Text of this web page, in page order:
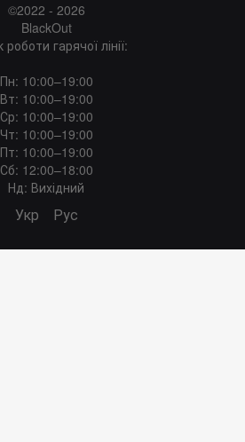
©2022 - 2026
BlackOut
роботи гарячої лінії:
Пн: 10:00–19:00
Вт: 10:00–19:00
Ср: 10:00–19:00
Чт: 10:00–19:00
Пт: 10:00–19:00
Сб: 12:00–18:00
Нд: Вихідний
Укр Рус